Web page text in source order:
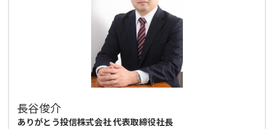
長谷俊介
ありがとう投信株式会社 代表取締役社長